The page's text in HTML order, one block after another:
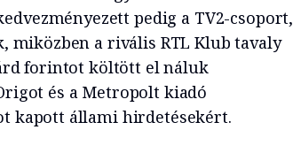
pedig a TV2-csoport,
a rivális RTL Klub tavaly
forintot költött el náluk
és a Metropolt kiadó
kapott állami hirdetésekért.